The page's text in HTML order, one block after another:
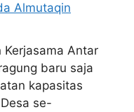
Almutaqin
Kerjasama Antar
baru saja
kapasitas
se-